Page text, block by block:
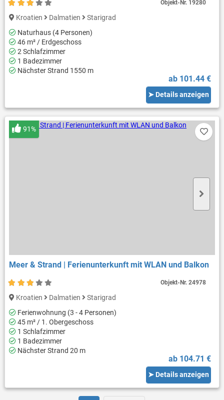
Kroatien Dalmatien
Starigrad
Naturhaus (4 Personen)
46 m² / Erdgeschoss
2 Schlafzimmer
1 Badezimmer
Nächster Strand 1550 m
ab 101.44 €
➤ Details anzeigen
Objekt-Nr. 19280
Meer & Strand | Ferienunterkunft mit WLAN und Balkon
91%
Kroatien Dalmatien
Starigrad
Ferienwohnung (3 - 4 Personen)
45 m² / 1. Obergeschoss
1 Schlafzimmer
1 Badezimmer
Nächster Strand 20 m
ab 104.71 €
➤ Details anzeigen
Objekt-Nr.24978